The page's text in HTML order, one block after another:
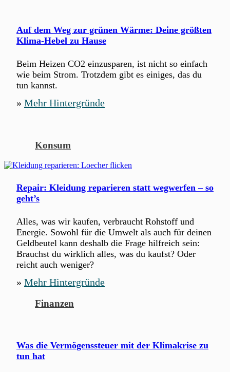
Auf dem Weg zur grünen Wärme: Deine größten
Klima-Hebel zu Hause
Beim Heizen CO2 einzusparen, ist nicht so einfach
wie beim Strom. Trotzdem gibt es einiges, das du
tun kannst.
» Mehr Hintergründe
Konsum
Repair: Kleidung reparieren statt wegwerfen – so
geht’s
Alles, was wir kaufen, verbraucht Rohstoff und
Energie. Sowohl für die Umwelt als auch für deinen
Geldbeutel kann deshalb die Frage hilfreich sein:
Brauchst du wirklich alles, was du kaufst? Oder
reicht auch weniger?
» Mehr Hintergründe
Finanzen
Was die Vermögenssteuer mit der Klimakrise zu
tun hat